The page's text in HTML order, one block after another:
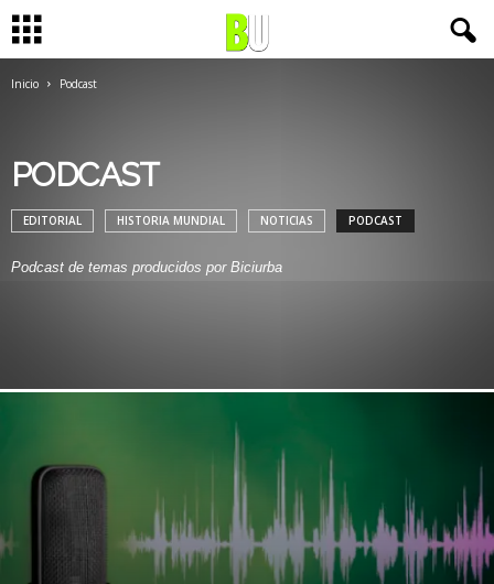
Inicio Podcast
PODCAST
EDITORIAL HISTORIA MUNDIAL NOTICIAS PODCAST
Podcast de temas producidos por Biciurba